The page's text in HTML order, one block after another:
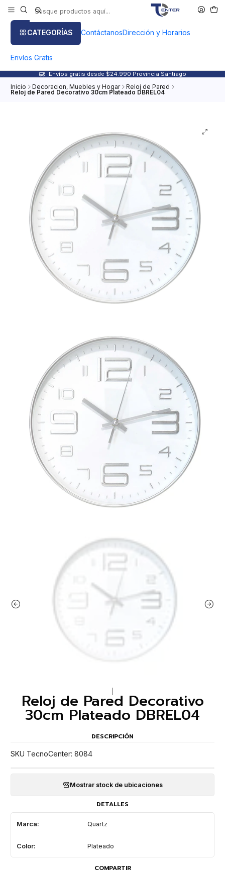
CATEGORÍAS ContáctanosDirección y Horarios
Envíos Gratis
Envíos gratis desde $24.990 Provincia Santiago
Inicio Decoracion, Muebles y Hogar Reloj de Pared
Reloj de Pared Decorativo 30cm Plateado DBREL04
Reloj de Pared Decorativo
30cm Plateado DBREL04
DESCRIPCIÓN
SKU TecnoCenter: 8084
Mostrar stock de ubicaciones
DETALLES
Marca: Quartz
Color: Plateado
COMPARTIR